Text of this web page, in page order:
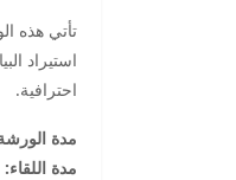
استيراد
احترافية.
مدة
مدة اللقاء: